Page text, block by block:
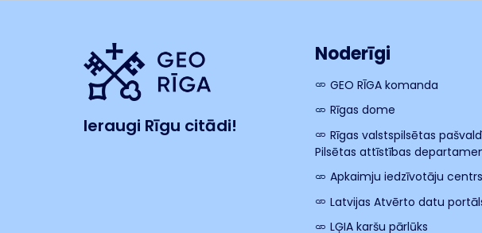
Ieraugi Rīgu citādi!
Noderīgi
GEO RĪGA komanda
Rīgas dome
Rīgas valstspilsētas
Pilsētas attīstības
Apkaimju iedzīvotāju centrs
Latvijas Atvērto datu
LĢIA karšu pārlūks